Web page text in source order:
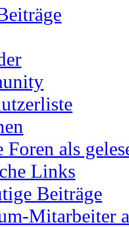
Foren als
Links
Beiträge
Mitarbeiter